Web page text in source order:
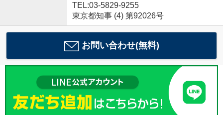
TEL:03-5829-9255
東京都知事 (4) 第92026号
お問い合わせ(無料)